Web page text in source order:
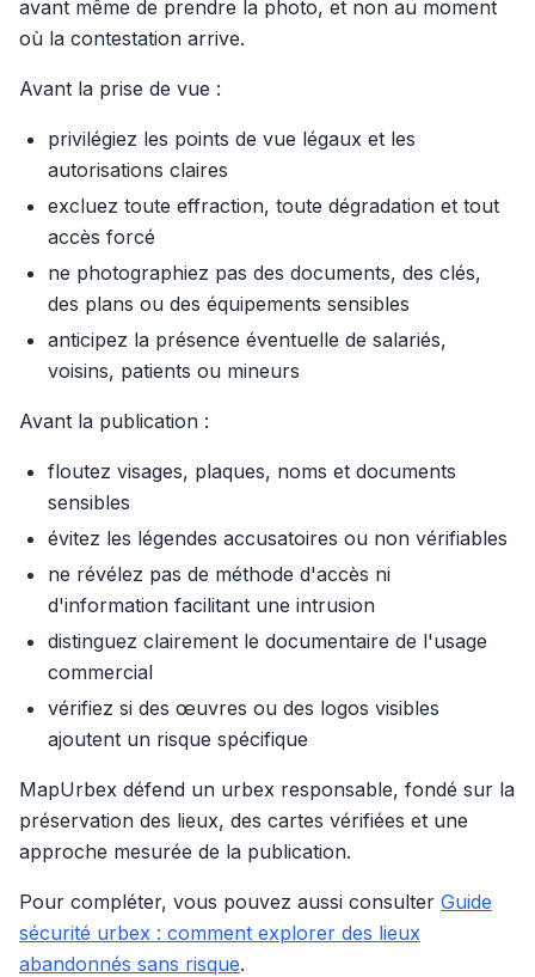
avant même de prendre la photo, et non au moment
où la contestation arrive.
Avant la prise de vue :
privilégiez les points de vue légaux et les
autorisations claires
excluez toute effraction, toute dégradation et tout
accès forcé
ne photographiez pas des documents, des clés,
des plans ou des équipements sensibles
anticipez la présence éventuelle de salariés,
voisins, patients ou mineurs
Avant la publication :
floutez visages, plaques, noms et documents
sensibles
évitez les légendes accusatoires ou non vérifiables
ne révélez pas de méthode d'accès ni
d'information facilitant une intrusion
distinguez clairement le documentaire de l'usage
commercial
vérifiez si des œuvres ou des logos visibles
ajoutent un risque spécifique
MapUrbex défend un urbex responsable, fondé sur la
préservation des lieux, des cartes vérifiées et une
approche mesurée de la publication.
Pour compléter, vous pouvez aussi consulter Guide
sécurité urbex : comment explorer des lieux
abandonnés sans risque.